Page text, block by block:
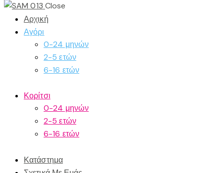
Close
Αρχική
Αγόρι
0-24 μηνών
2-5 ετών
6-16 ετών
Κορίτσι
0-24 μηνών
2-5 ετών
6-16 ετών
Κατάστημα